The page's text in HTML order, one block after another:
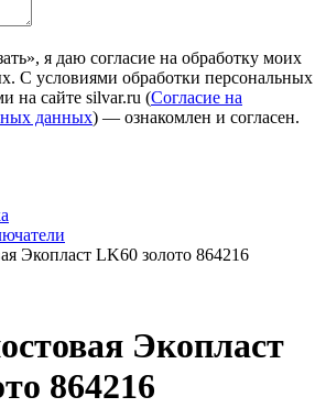
», я даю согласие на обработку моих
С условиями обработки персональных
на сайте silvar.ru (Согласие на
данных) — ознакомлен и согласен.
Экопласт LK60 золото 864216
Экопласт
864216